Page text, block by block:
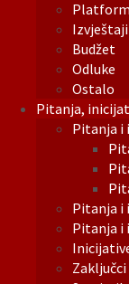
Izvještaji
Budžet
Odluke
Ostalo
Pitanja,
Pitanja i
Pitanja i
Pitanja i
Zaključci